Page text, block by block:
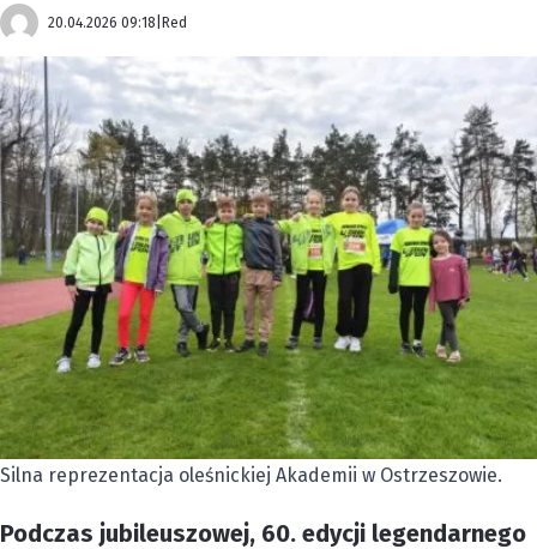
20.04.2026 09:18 Red
Silna reprezentacja oleśnickiej Akademii w Ostrzeszowie.
Podczas jubileuszowej, 60. edycji legendarnego